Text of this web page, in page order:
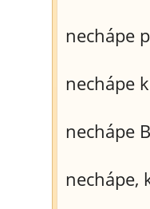
nechápe
nechápe
nechápe
nechápe,